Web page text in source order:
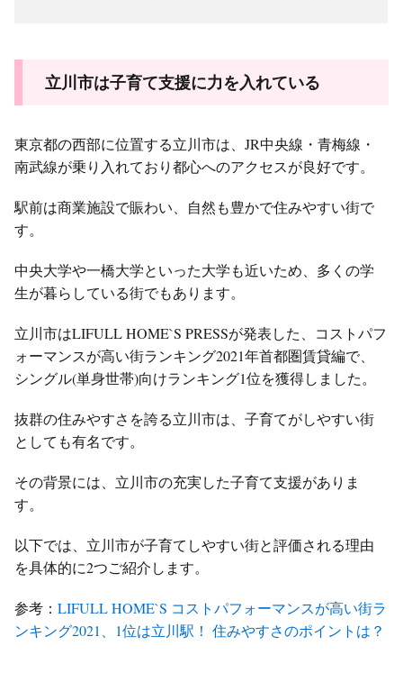
立川市は子育て支援に力を入れている
東京都の西部に位置する立川市は、JR中央線・青梅線・
南武線が乗り入れており都心へのアクセスが良好です。
駅前は商業施設で賑わい、自然も豊かで住みやすい街で
す。
中央大学や一橋大学といった大学も近いため、多くの学
生が暮らしている街でもあります。
立川市はLIFULL HOME`S PRESSが発表した、コストパフ
ォーマンスが高い街ランキング2021年首都圏賃貸編で、
シングル(単身世帯)向けランキング1位を獲得しました。
抜群の住みやすさを誇る立川市は、子育てがしやすい街
としても有名です。
その背景には、立川市の充実した子育て支援がありま
す。
以下では、立川市が子育てしやすい街と評価される理由
を具体的に2つご紹介します。
参考：LIFULL HOME`S コストパフォーマンスが高い街ラ
ンキング2021、1位は立川駅！ 住みやすさのポイントは？